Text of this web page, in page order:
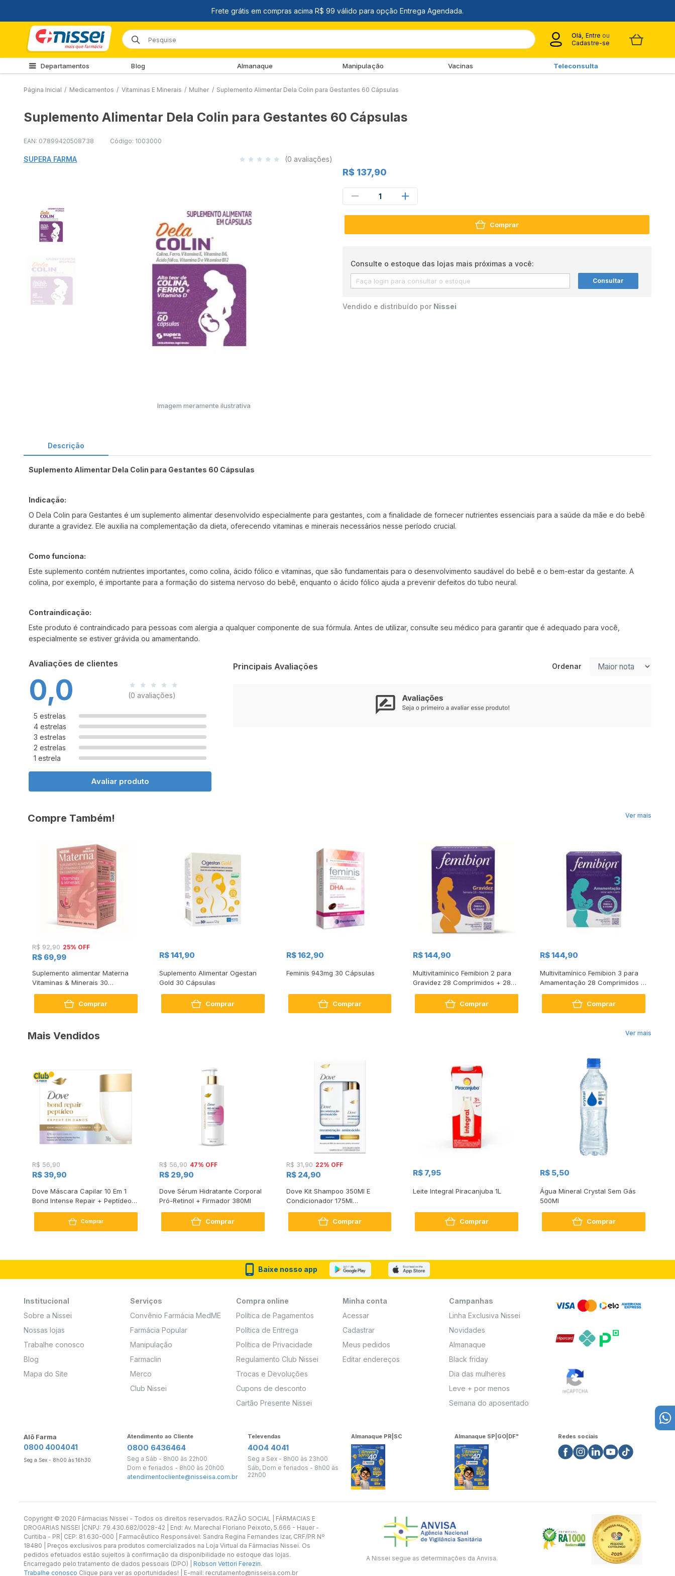
Olá, Entre ou
Cadastre-se
Departamentos Blog Almanaque Manipulação Vacinas Teleconsulta
Página Inicial / Medicamentos / Vitaminas E Minerais / Mulher / Suplemento Alimentar Dela Colin para Gestantes 60 Cápsulas
Suplemento Alimentar Dela Colin para Gestantes 60 Cápsulas
EAN: 07899420508738 Código: 1003000
SUPERA FARMA (0 avaliações)
Imagem meramente ilustrativa
R$ 137,90
1
Comprar
Consulte o estoque das lojas mais próximas a você:
Consultar
Vendido e distribuído por Nissei
Descrição
Suplemento Alimentar Dela Colin para Gestantes 60 Cápsulas
Indicação:
O Dela Colin para Gestantes é um suplemento alimentar desenvolvido especialmente para gestantes, com a finalidade de fornecer nutrientes essenciais para a saúde da mãe e do bebê
durante a gravidez. Ele auxilia na complementação da dieta, oferecendo vitaminas e minerais necessários nesse período crucial.
Como funciona:
Este suplemento contém nutrientes importantes, como colina, ácido fólico e vitaminas, que são fundamentais para o desenvolvimento saudável do bebê e o bem-estar da gestante. A
colina, por exemplo, é importante para a formação do sistema nervoso do bebê, enquanto o ácido fólico ajuda a prevenir defeitos do tubo neural.
Contraindicação:
Este produto é contraindicado para pessoas com alergia a qualquer componente de sua fórmula. Antes de utilizar, consulte seu médico para garantir que é adequado para você,
especialmente se estiver grávida ou amamentando.
Avaliações de clientes
0,0 (0 avaliações)
5 estrelas
4 estrelas
3 estrelas
2 estrelas
1 estrela
Avaliar produto
Principais Avaliações Ordenar
Ver mais
Compre Também!
R$ 92,90 25% OFF
R$ 69,99
Suplemento alimentar Materna
Vitaminas & Minerais 30
Unidades
Comprar
R$ 141,90
Suplemento Alimentar Ogestan
Gold 30 Cápsulas
Comprar
R$ 162,90
Feminis 943mg 30 Cápsulas
Comprar
R$ 144,90
Multivitamínico Femibion 2 para
Gravidez 28 Comprimidos + 28
Cápsulas
Comprar
R$ 144,90
Multivitamínico Femibion 3 para
Amamentação 28 Comprimidos e
28 Cápsulas
Comprar
Ver mais
Mais Vendidos
R$ 56,90
R$ 39,90
Dove Máscara Capilar 10 Em 1
Bond Intense Repair + Peptídeo
Comprar
R$ 56,90 47% OFF
R$ 29,90
Dove Sérum Hidratante Corporal
Pró-Retinol + Firmador 380Ml
Comprar
R$ 31,90 22% OFF
R$ 24,90
Dove Kit Shampoo 350Ml E
Condicionador 175Ml
Comprar
R$ 7,95
Leite Integral Piracanjuba 1L
Comprar
R$ 5,50
Água Mineral Crystal Sem Gás
500Ml
Comprar
Baixe nosso app
Institucional
Sobre a Nissei
Nossas lojas
Trabalhe conosco
Blog
Mapa do Site
Serviços
Convênio Farmácia MedME
Farmácia Popular
Manipulação
Farmaclin
Merco
Club Nissei
Compra online
Política de Pagamentos
Política de Entrega
Política de Privacidade
Regulamento Club Nissei
Trocas e Devoluções
Cupons de desconto
Cartão Presente Nissei
Minha conta
Acessar
Cadastrar
Meus pedidos
Editar endereços
Campanhas
Linha Exclusiva Nissei
Novidades
Almanaque
Black friday
Dia das mulheres
Leve + por menos
Semana do aposentado
Alô Farma
0800 4004041
Seg a Sex - 8h00 às 16h30
Atendimento ao Cliente
0800 6436464
Seg a Sáb - 8h00 às 22h00
Dom e feriados - 8h00 às 20h00
atendimentocliente@nisseisa.com.br
Televendas
4004 4041
Seg a Sex - 8h00 às 23h00
Sáb, Dom e feriados - 8h00 às
22h00
Almanaque PR|SC Almanaque SP|GO|DF" Redes sociais
Copyright ©️ 2020 Fármacias Nissei - Todos os direitos reservados. RAZÃO SOCIAL | FÁRMACIAS E
DROGARIAS NISSEI |CNPJ: 79.430.682/0028-42 | End: Av. Marechal Floriano Peixoto, 5.666 - Hauer -
Curitiba - PR| CEP: 81.630-000 | Farmacêutico Responsável: Sandra Regina Fernandes Izar, CRF/PR Nº
18480 | Preços exclusivos para produtos comercializados na Loja Virtual da Fármacias Nissei. Os
pedidos efetuados estão sujeitos à confirmação da disponibilidade no estoque das lojas.
Encarregado pelo tratamento de dados pessoais (DPO) | Robson Vettori Ferezin.
Trabalhe conosco Clique para ver as oportunidades! | E-mail: recrutamento@nisseisa.com.br
A Nissei segue as determinações da Anvisa.